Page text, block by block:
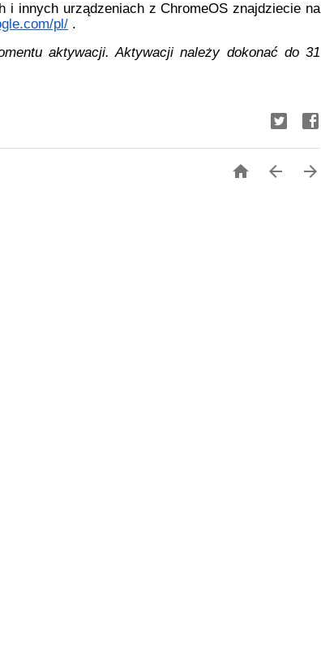
i innych urządzeniach z ChromeOS znajdziecie na
pl/ .
aktywacji. Aktywacji należy dokonać do 31
  